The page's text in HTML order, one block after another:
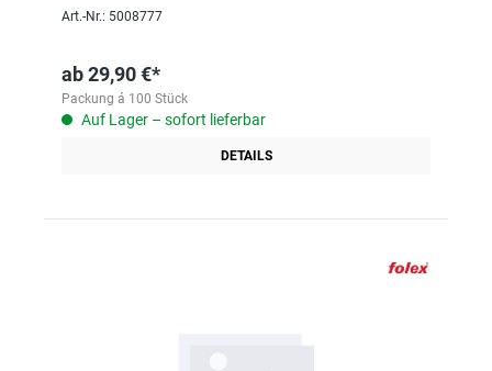
Art.-Nr.: 5008777
ab29,90 €*
Packung á 100 Stück
Auf Lager – sofort lieferbar
DETAILS